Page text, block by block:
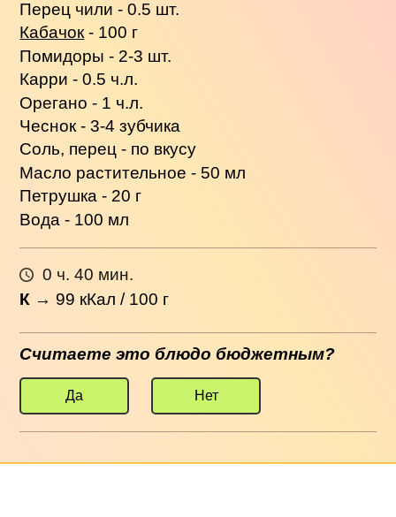
Перец чили - 0.5 шт.
Кабачок - 100 г
Помидоры - 2-3 шт.
Карри - 0.5 ч.л.
Орегано - 1 ч.л.
Чеснок - 3-4 зубчика
Соль, перец - по вкусу
Масло растительное - 50 мл
Петрушка - 20 г
Вода - 100 мл
0 ч. 40 мин.
К → 99 кКал / 100 г
Считаете это блюдо бюджетным?
Да Нет